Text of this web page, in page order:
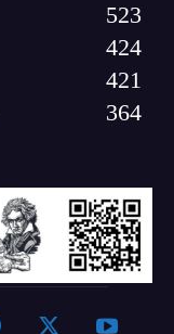
523
424
421
364